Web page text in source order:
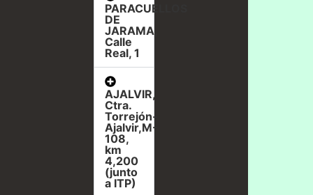
PARACUELLOS
DE
JARAMA,
Calle
Real, 1
AJALVIR,
Ctra.
Torrejón-
Ajalvir,M-
108,
km
4,200
(junto
a ITP)